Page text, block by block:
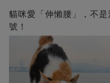
貓咪愛「伸懶腰」，不
號！